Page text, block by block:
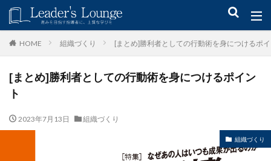
HOME 組織づくり [まとめ]勝利者としての行動術を身につけるポ
[まとめ]勝利者としての行動術を身につけるポイン
ト
2023年7月13日 組織づくり
組織づくり
キーワード
青木仁志 モチベーションアップ 後継者育成 事業承継
カテゴリー